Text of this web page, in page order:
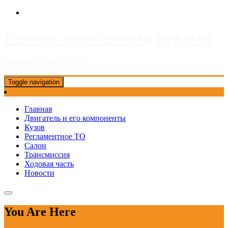
Toggle navigation
Главная
Двигатель и его компоненты
Кузов
Регламентное ТО
Салон
Трансмиссия
Ходовая часть
Новости
You Are Here